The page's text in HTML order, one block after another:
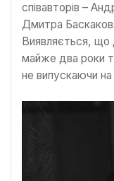
співавторів –
Дмитра
Виявляється, що
майже два роки
не випускаючи